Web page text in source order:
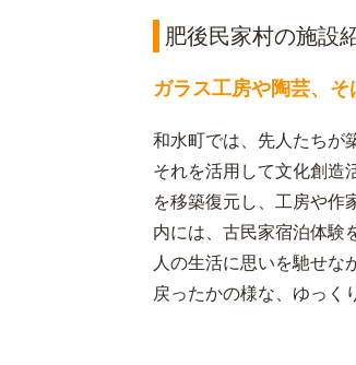
肥後民家村の施設
ガラス工房や陶芸、
和水町では、先人たちが
それを活用して文化創造
を移築復元し、工房や作
内には、古民家宿泊体験
人の生活に思いを馳せな
戻ったかの様な、ゆっく